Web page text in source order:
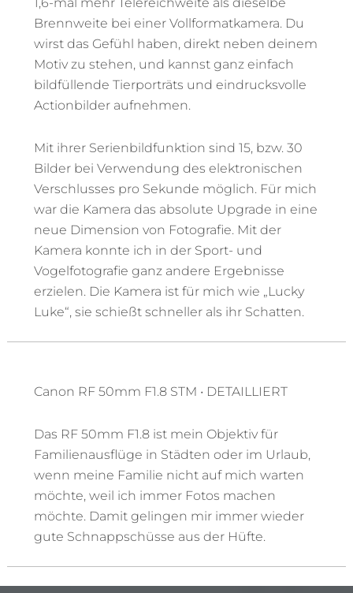
Brennweite bei einer Vollformatkamera. Du
wirst das Gefühl haben, direkt neben deinem
Motiv zu stehen, und kannst ganz einfach
bildfüllende Tierporträts und eindrucksvolle
Actionbilder aufnehmen.
Mit ihrer Serienbildfunktion sind 15, bzw. 30
Bilder bei Verwendung des elektronischen
Verschlusses pro Sekunde möglich. Für mich
war die Kamera das absolute Upgrade in eine
neue Dimension von Fotografie. Mit der
Kamera konnte ich in der Sport- und
Vogelfotografie ganz andere Ergebnisse
erzielen. Die Kamera ist für mich wie „Lucky
Luke“, sie schießt schneller als ihr Schatten.
Canon RF 50mm F1.8 STM • DETAILLIERT
Das RF 50mm F1.8 ist mein Objektiv für
Familienausflüge in Städten oder im Urlaub,
wenn meine Familie nicht auf mich warten
möchte, weil ich immer Fotos machen
möchte. Damit gelingen mir immer wieder
gute Schnappschüsse aus der Hüfte.